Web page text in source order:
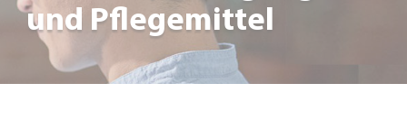
und Pflegemittel